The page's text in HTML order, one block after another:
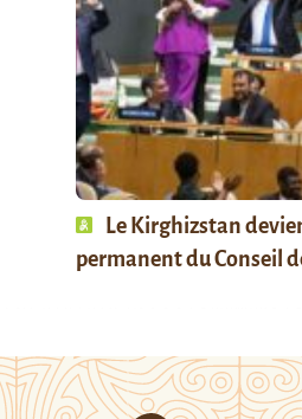
Le Kirghizstan
permanent du Conseil